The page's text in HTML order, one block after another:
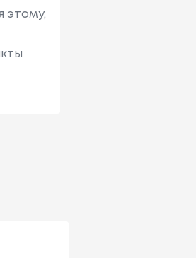
этому,